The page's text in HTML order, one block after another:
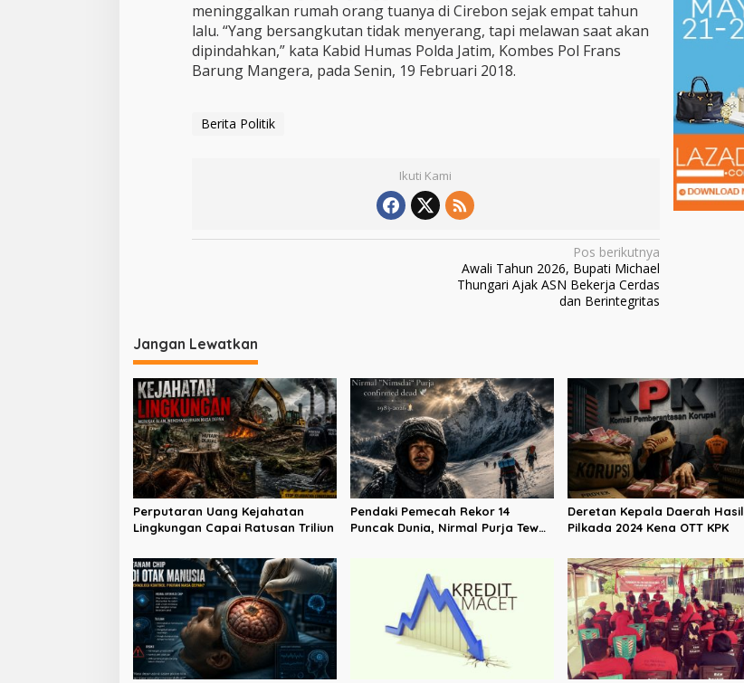
meninggalkan rumah orang tuanya di Cirebon sejak empat tahun
lalu. “Yang bersangkutan tidak menyerang, tapi melawan saat akan
dipindahkan,” kata Kabid Humas Polda Jatim, Kombes Pol Frans
Barung Mangera, pada Senin, 19 Februari 2018.
Berita Politik
Ikuti Kami
i
g
a
s
i
p
o
s
Pos berikutnya
Awali Tahun 2026, Bupati Michael
Thungari Ajak ASN Bekerja Cerdas
dan Berintegritas
Jangan Lewatkan
Perputaran Uang Kejahatan
Lingkungan Capai Ratusan Triliun
Pendaki Pemecah Rekor 14
Puncak Dunia, Nirmal Purja Tewas
Deretan Kepala Daerah Hasil
Pilkada 2024 Kena OTT KPK